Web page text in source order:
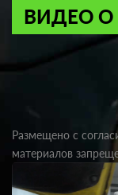
ВИДЕО О
Размещено с
материалов